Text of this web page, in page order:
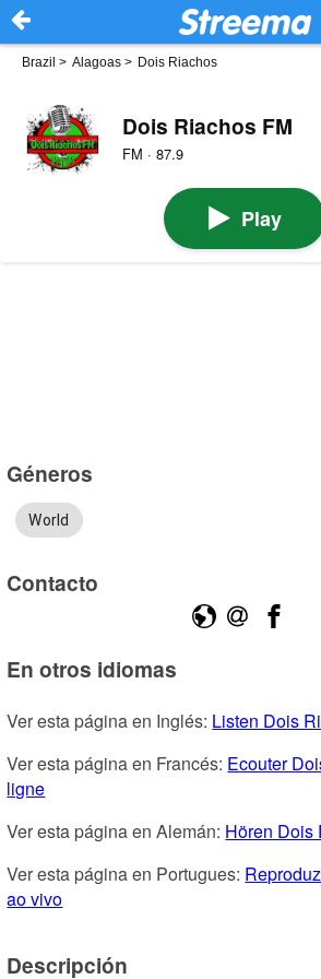
Brazil > Alagoas > Dois Riachos
Dois Riachos FM
FM · 87.9
Play
Géneros
World
Contacto
En otros idiomas
Ver esta página en Inglés: Listen Dois
Ver esta página en Francés: Ecouter
ligne
Ver esta página en Alemán: Hören Dois
Ver esta página en Portugues:
ao vivo
Descripción